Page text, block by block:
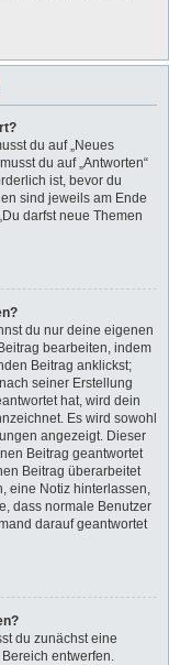
du auf „Neues
du auf „Antworten“
ist, bevor du
sind jeweils am Ende
darfst neue Themen
du nur deine eigenen
bearbeiten, indem
Beitrag anklickst;
seiner Erstellung
hat, wird dein
Es wird sowohl
angezeigt. Dieser
Beitrag geantwortet
Beitrag überarbeitet
eine Notiz hinterlassen,
dass normale Benutzer
darauf geantwortet
du zunächst eine
entwerfen.